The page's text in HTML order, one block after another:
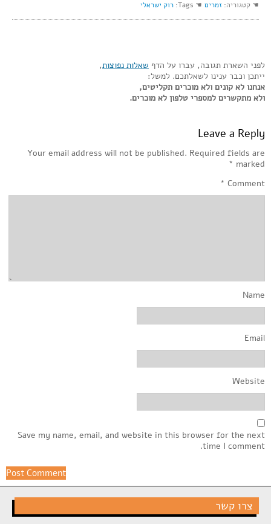
☚ קטגוריה: זמרים ☚ Tags: רוק ישראלי
לפני השארת תגובה, עברו על הדף שאלות נפוצות,
ייתכן וכבר ענינו לשאלתכם. למשל:
אנחנו לא קונים ולא מוכרים תקליטים,
ולא מתקשרים למספרי טלפון לא מוכרים.
Leave a Reply
Your email address will not be published. Required fields are
marked
*
Comment
*
Name
Email
Website
Save my name, email, and website in this browser for the next
time I comment.
צרו קשר